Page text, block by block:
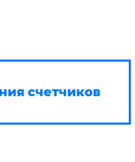
счетчиков